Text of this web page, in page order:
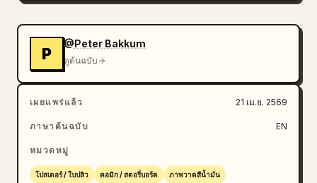
P
@Peter Bakkum
ดูต้นฉบับ
เผยแพร่แล้ว 21 เม.ย. 2569
ภาษาต้นฉบับ EN
หมวดหมู่
โปสเตอร์ / ใบปลิว คอมิก / สตอรี่บอร์ด ภาพวาดสีน้ำมัน